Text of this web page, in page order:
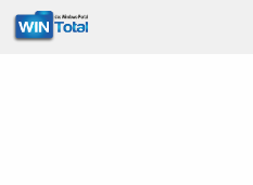
Zum
Inhalt